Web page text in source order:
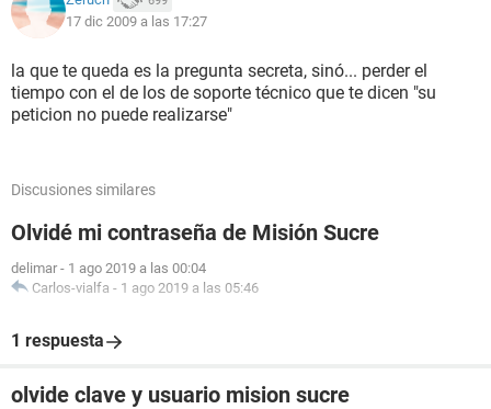
17 dic 2009 a las 17:27
la que te queda es la pregunta secreta, sinó... perder el
tiempo con el de los de soporte técnico que te dicen "su
peticion no puede realizarse"
Discusiones similares
Olvidé mi contraseña de Misión Sucre
delimar - 1 ago 2019 a las 00:04
Carlos-vialfa - 1 ago 2019 a las 05:46
1 respuesta
olvide clave y usuario mision sucre